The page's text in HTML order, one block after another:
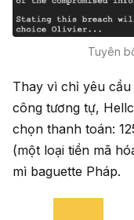
Tuyên
Thay vì chỉ yêu
công tương tự,
chọn thanh toán:
(một loại tiền mã
mì baguette Pháp.